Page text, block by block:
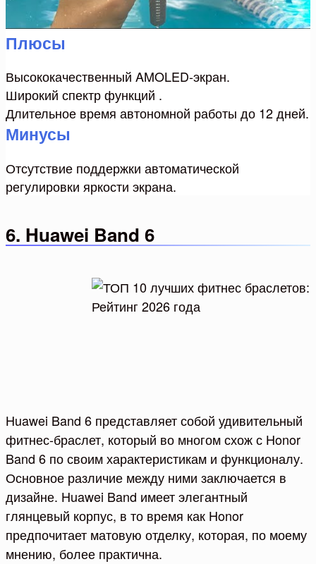
Плюсы
Высококачественный AMOLED-экран.
Широкий спектр функций .
Длительное время автономной работы до 12 дней.
Минусы
Отсутствие поддержки автоматической
регулировки яркости экрана.
6. Huawei Band 6
Huawei Band 6 представляет собой удивительный
фитнес-браслет, который во многом схож с Honor
Band 6 по своим характеристикам и функционалу.
Основное различие между ними заключается в
дизайне. Huawei Band имеет элегантный
глянцевый корпус, в то время как Honor
предпочитает матовую отделку, которая, по моему
мнению, более практична.